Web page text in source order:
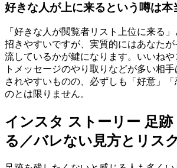
好きな人が上に来るという噂は本
「好きな人が閲覧者リスト上位に来る
招きやすいですが、実質的にはあなた
流しているかが鍵になります。いいね
トメッセージのやり取りなどが多い相
されやすいものの、必ずしも「好意」
のとは限りません。
インスタ ストーリー 足跡
る／バレない見方とリスク